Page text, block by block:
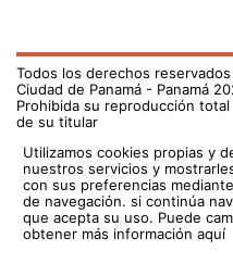
Todos los derechos
Ciudad de Panamá - Panamá
Prohibida su reproducción
de su titular
Utilizamos cookies propias y
nuestros servicios y
con sus preferencias
de navegación. si continúa
que acepta su uso. Puede
obtener más información aquí